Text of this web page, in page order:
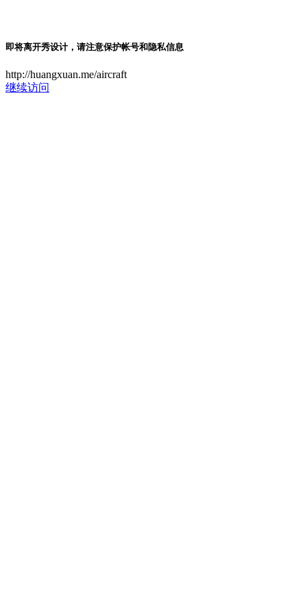
即将离开秀设计，请注意保护帐号和隐私信息
http://huangxuan.me/aircraft
继续访问